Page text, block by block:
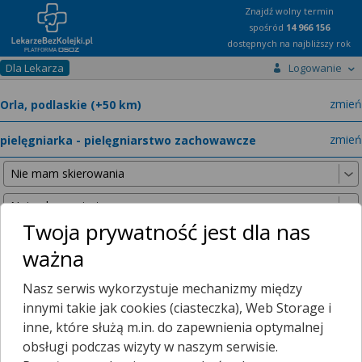
Znajdź wolny termin
spośród 14 966 156
dostępnych na najbliższy rok
Dla Lekarza Logowanie
zmień
zmień
Nie znaleźliśmy żadnych lekarzy w promieniu25 km , dlatego
zwiększyliśmy promień wyszukiwania do
50 km
Twoja prywatność jest dla nas
ważna
Nasz serwis wykorzystuje mechanizmy między
innymi takie jak cookies (ciasteczka), Web Storage i
inne, które służą m.in. do zapewnienia optymalnej
obsługi podczas wizyty w naszym serwisie.